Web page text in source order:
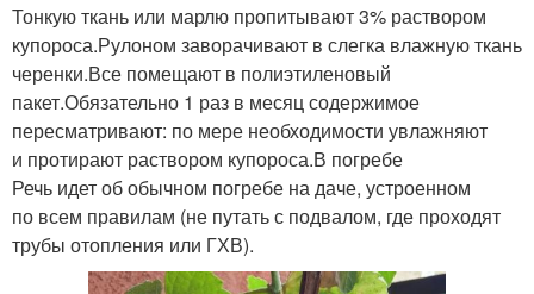
Тонкую ткань или марлю пропитывают 3% раствором
купороса.Рулоном заворачивают в слегка влажную ткань
черенки.Все помещают в полиэтиленовый
пакет.Обязательно 1 раз в месяц содержимое
пересматривают: по мере необходимости увлажняют
и протирают раствором купороса.В погребе
Речь идет об обычном погребе на даче, устроенном
по всем правилам (не путать с подвалом, где проходят
трубы отопления или ГХВ).